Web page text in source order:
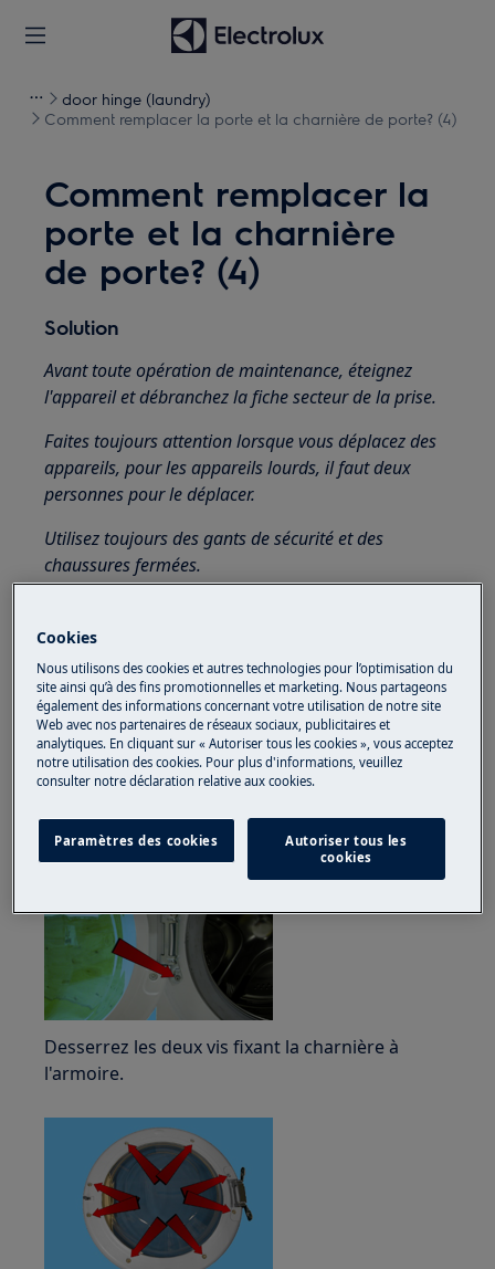
door hinge (laundry)
Comment remplacer la porte et la charnière de porte? (4)
Comment remplacer la
porte et la charnière
de porte? (4)
Solution
Avant toute opération de maintenance, éteignez
l'appareil et débranchez la fiche secteur de laprise.
Faites toujours attention lorsque vous déplacez des
appareils, pour les appareils lourds, il faut deux
personnes pour le déplacer.
Utilisez toujours des gants de sécurité et des
chaussures fermées.
non professionnelle peut avoir des conséquences sur
la sécurité si elle n'est pas effectuée correctement.
Comment démonter et assembler la porte et
la charnière de porte?
1. Charnière de porte fixée à l'armoire avec
Desserrez les deux vis fixant la charnière à
l'armoire.
Cookies
Nous utilisons des cookies et autres technologies pour l’optimisation du
site ainsi qu’à des fins promotionnelles et marketing. Nous partageons
également des informations concernant votre utilisation de notre site
Web avec nos partenaires de réseaux sociaux, publicitaires et
analytiques. En cliquant sur « Autoriser tous les cookies », vous acceptez
notre utilisation des cookies. Pour plus d'informations, veuillez
consulter notre déclaration relative aux cookies.
Paramètres des cookies
Autoriser tous les
cookies